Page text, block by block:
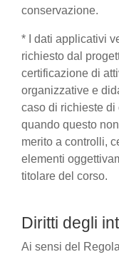
conservazione.
* I dati applicativi
richiesto dal
certificazione di
organizzative e
caso di richieste di
quando questo
merito a controlli,
elementi
titolare del corso.
Diritti degli
Ai sensi del